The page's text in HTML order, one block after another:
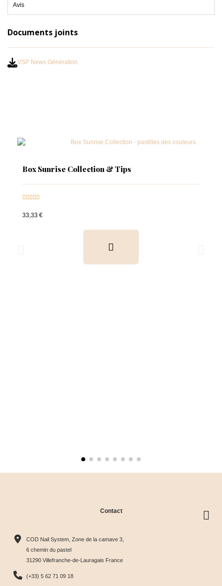
Avis
Documents joints
VSP News Génération
Box Sunrise Collection & Tips

33,33 €
Contact
COD Nail System, Zone de la camave 3,
6 chemin du pastel
31290 Villefranche-de-Lauragais France
(+33) 5 62 71 09 18